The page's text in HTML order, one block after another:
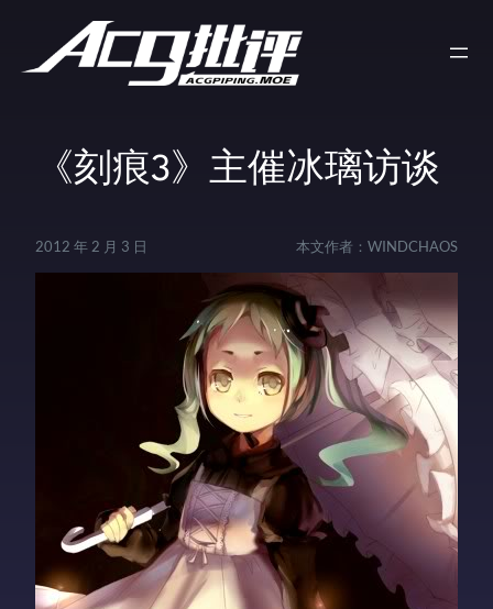
《刻痕3》主催冰璃访谈
2012 年 2 月 3 日 本文作者： WINDCHAOS